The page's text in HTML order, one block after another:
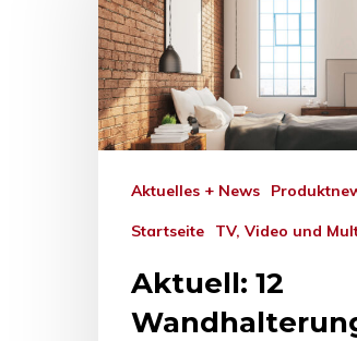
Aktuelles + News
Startseite TV, Video und
Aktuell: 12